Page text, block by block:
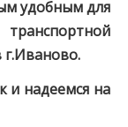
удобным для
г.Иваново.
и надеемся на